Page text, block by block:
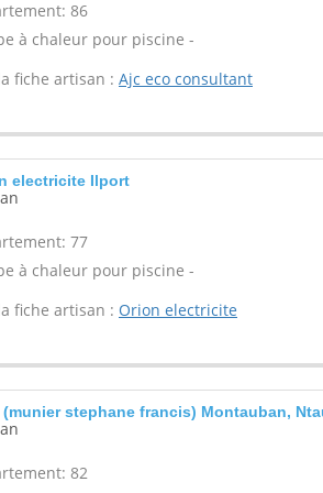
86
à chaleur pour piscine -
fiche artisan : Ajc eco consultant
electricite Ilport
77
à chaleur pour piscine -
fiche artisan : Orion electricite
(munier stephane francis) Montauban,
82